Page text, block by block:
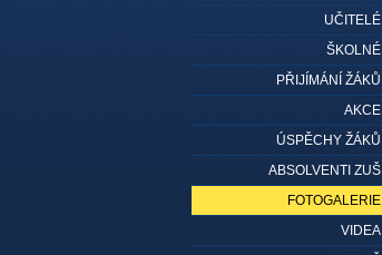
UČITELÉ
ŠKOLNÉ
PŘIJÍMÁNÍ ŽÁKŮ
AKCE
ÚSPĚCHY ŽÁKŮ
ABSOLVENTI ZUŠ
FOTOGALERIE
VIDEA